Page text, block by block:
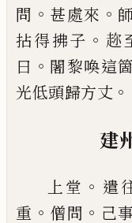
問 。 甚處來 。
拈得拂子 。 趂
曰 。 闍黎喚這
光低頭歸方丈 。
建
上堂 。 遣
重 。 僧問 。 己